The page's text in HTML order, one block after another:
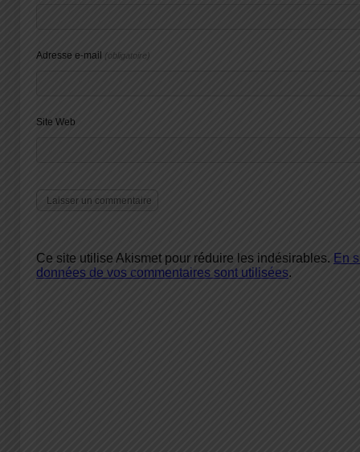
Adresse e-mail (obligatoire)
Site Web
Ce site utilise Akismet pour réduire les indésirables. En
données de vos commentaires sont utilisées.